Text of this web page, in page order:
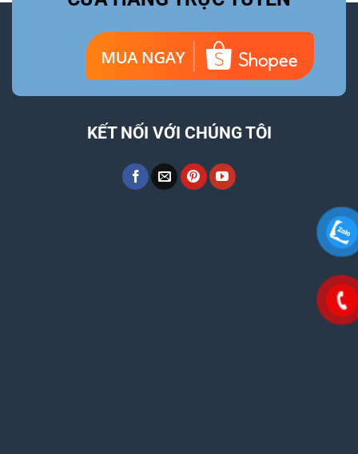
KẾT NỐI VỚI CHÚNG TÔI